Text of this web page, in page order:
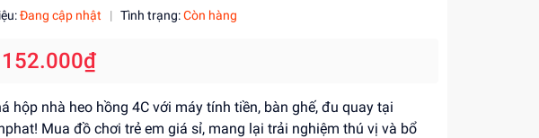
Đang cập nhật | Tình trạng:Còn hàng
152.000₫
hộp nhà heo hồng 4C với máy tính tiền, bàn ghế, đu quay tại
Mua đồ chơi trẻ em giá sỉ, mang lại trải nghiệm thú vị và bổ